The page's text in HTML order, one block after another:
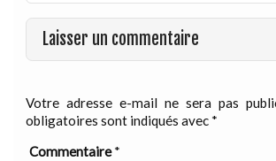
Laisser un commentaire
Votre adresse e-mail ne sera pas
obligatoires sont indiqués avec *
Commentaire*